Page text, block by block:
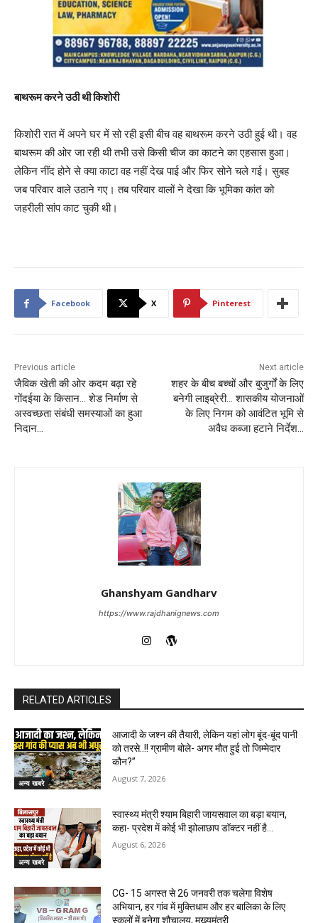
बाथरूम करने उठी थी किशोरी
किशोरी रात में अपने घर में सो रही इसी बीच वह बाथरूम करने उठी हुई थी। वह
बाथरूम की ओर जा रही थी तभी उसे किसी चीज का काटने का एहसास हुआ।
लेकिन नींद होने से क्या काटा वह नहीं देख पाई और फिर सोने चले गई। सुबह
जब परिवार वाले उठाने गए। तब परिवार वालों ने देखा कि भूमिका कांत को
जहरीली सांप काट चुकी थी।
Facebook X Pinterest
Previous article
जैविक खेती की ओर कदम बढ़ा रहे
गोंदईया के किसान… शेड निर्माण से
अस्वच्छता संबंधी समस्याओं का हुआ
निदान…
Next article
शहर के बीच बच्चों और बुजुर्गों के लिए
बनेगी लाइब्रेरी… शासकीय योजनाओं
के लिए निगम को आवंटित भूमि से
अवैध कब्जा हटाने निर्देश…
Ghanshyam Gandharv
https://www.rajdhanignews.com
RELATED ARTICLES
अन्य खबरे
आजादी के जश्न की तैयारी, लेकिन यहां लोग बूंद-बूंद पानी
को तरसे..!! ग्रामीण बोले- अगर मौत हुई तो जिम्मेदार
कौन?”
August 7, 2026
अन्य खबरे
स्वास्थ्य मंत्री श्याम बिहारी जायसवाल का बड़ा बयान,
कहा- प्रदेश में कोई भी झोलाछाप डॉक्टर नहीं है…
August 6, 2026
CG- 15 अगस्त से 26 जनवरी तक चलेगा विशेष
अभियान, हर गांव में मुक्तिधाम और हर बालिका के लिए
स्कूलों में बनेगा शौचालय, मुख्यमंत्री...